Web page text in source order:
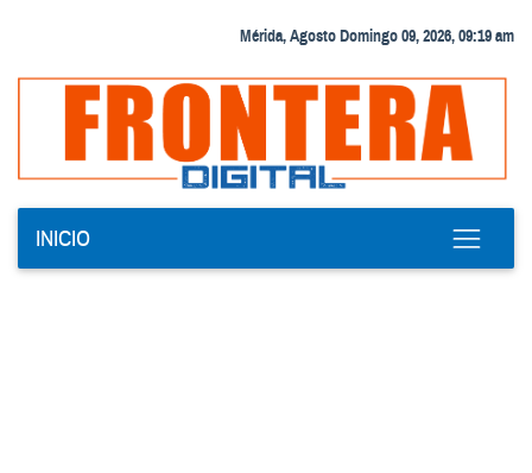
Mérida, Agosto Domingo 09, 2026, 09:19 am
INICIO